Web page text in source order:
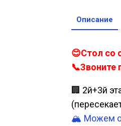
Описание
😊Стол со
📞Звоните
🏢 2й+3й
🏔️ Можем